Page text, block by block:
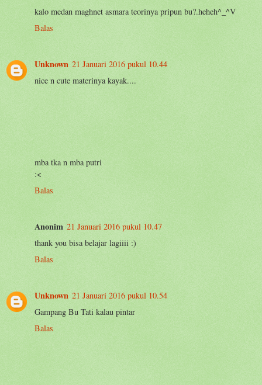
kalo medan maghnet asmara teorinya pripun bu?.heheh^_^V
Balas
Unknown 21 Januari 2016 pukul 10.44
nice n cute materinya kayak....
mba tka n mba putri
:<
Balas
Anonim 21 Januari 2016 pukul 10.47
thank you bisa belajar lagiiii :)
Balas
Unknown 21 Januari 2016 pukul 10.54
Gampang Bu Tati kalau pintar
Balas